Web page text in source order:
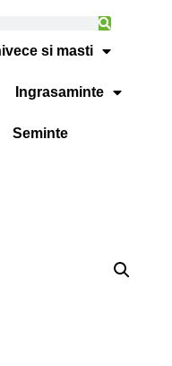
si masti
Ingrasaminte
Seminte